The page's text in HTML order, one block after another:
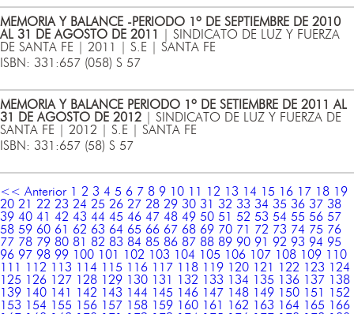
MEMORIA Y BALANCE -PERIODO 1º DE SEPTIEMBRE DE 2010
AL 31 DE AGOSTO DE 2011
| SINDICATO DE LUZ Y FUERZA
DE SANTA FE | 2011 | S.E | SANTA FE
ISBN: 331:657 (058) S 57
MEMORIA Y BALANCE PERIODO 1º DE SETIEMBRE DE 2011 AL
31 DE AGOSTO DE 2012 | SINDICATO DE LUZ Y FUERZA DE
SANTA FE | 2012 | S.E | SANTA FE
ISBN: 331:657 (58) S 57
<< Anterior 1 2 3 4 5 6 7 8 9 10 11 12 13 14 15 16 17 18 19
20 21 22 23 24 25 26 27 28 29 30 31 32 33 34 35 36 37 38
39 40 41 42 43 44 45 46 47 48 49 50 51 52 53 54 55 56 57
58 59 60 61 62 63 64 65 66 67 68 69 70 71 72 73 74 75 76
77 78 79 80 81 82 83 84 85 86 87 88 89 90 91 92 93 94 95
96 97 98 99 100 101 102 103 104 105 106 107 108 109 110
111
112 113 114 115 116 117 118 119 120 121 122 123 124
125 126 127 128 129 130 131 132 133 134 135 136 137 138
139 140 141 142 143 144 145 146 147 148 149 150 151
152
153 154 155 156 157 158 159 160 161 162 163 164 165 166